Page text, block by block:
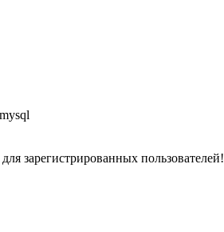
зарегистрированных пользователей!